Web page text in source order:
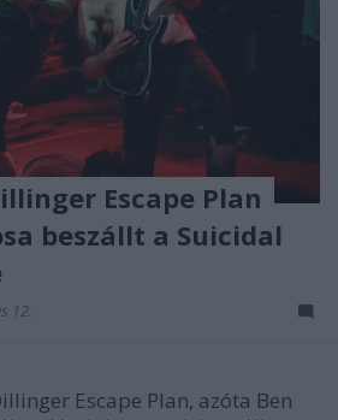
Escape Plan
beszállt a Suicidal
12.
Escape Plan, azóta Ben